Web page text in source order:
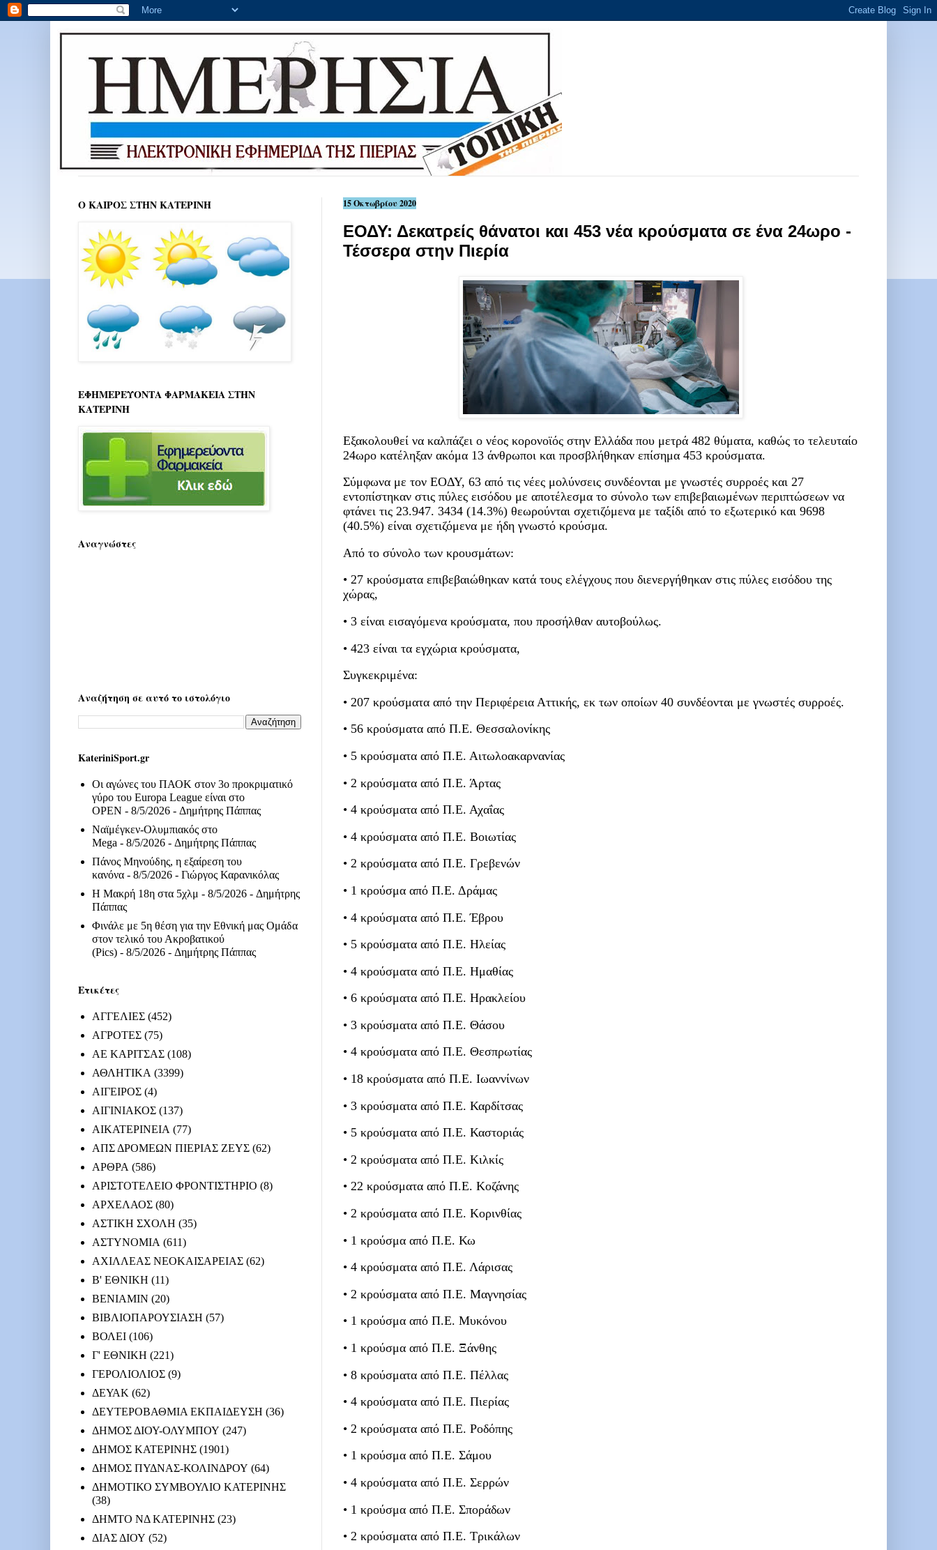
15 Οκτωβρίου 2020
ΕΟΔΥ: Δεκατρείς θάνατοι και 453 νέα κρούσματα σε ένα 24ωρο -
Τέσσερα στην Πιερία
Εξακολουθεί να καλπάζει ο νέος κορονοϊός στην Ελλάδα που μετρά 482 θύματα, καθώς το τελευταίο
24ωρο κατέληξαν ακόμα 13 άνθρωποι και προσβλήθηκαν επίσημα 453 κρούσματα.
Σύμφωνα με τον ΕΟΔΥ, 63 από τις νέες μολύνσεις συνδέονται με γνωστές συρροές και 27
εντοπίστηκαν στις πύλες εισόδου με αποτέλεσμα το σύνολο των επιβεβαιωμένων περιπτώσεων να
φτάνει τις 23.947. 3434 (14.3%) θεωρούνται σχετιζόμενα με ταξίδι από το εξωτερικό και 9698
(40.5%) είναι σχετιζόμενα με ήδη γνωστό κρούσμα.
Από το σύνολο των κρουσμάτων:
• 27 κρούσματα επιβεβαιώθηκαν κατά τους ελέγχους που διενεργήθηκαν στις πύλες εισόδου της
χώρας,
• 3 είναι εισαγόμενα κρούσματα, που προσήλθαν αυτοβούλως.
• 423 είναι τα εγχώρια κρούσματα,
Συγκεκριμένα:
• 207 κρούσματα από την Περιφέρεια Αττικής, εκ των οποίων 40 συνδέονται με γνωστές συρροές.
• 56 κρούσματα από Π.Ε. Θεσσαλονίκης
• 5 κρούσματα από Π.Ε. Αιτωλοακαρνανίας
• 2 κρούσματα από Π.Ε. Άρτας
• 4 κρούσματα από Π.Ε. Αχαΐας
• 4 κρούσματα από Π.Ε. Βοιωτίας
• 2 κρούσματα από Π.Ε. Γρεβενών
• 1 κρούσμα από Π.Ε. Δράμας
• 4 κρούσματα από Π.Ε. Έβρου
• 5 κρούσματα από Π.Ε. Ηλείας
• 4 κρούσματα από Π.Ε. Ημαθίας
• 6 κρούσματα από Π.Ε. Ηρακλείου
• 3 κρούσματα από Π.Ε. Θάσου
• 4 κρούσματα από Π.Ε. Θεσπρωτίας
• 18 κρούσματα από Π.Ε. Ιωαννίνων
• 3 κρούσματα από Π.Ε. Καρδίτσας
• 5 κρούσματα από Π.Ε. Καστοριάς
• 2 κρούσματα από Π.Ε. Κιλκίς
• 22 κρούσματα από Π.Ε. Κοζάνης
• 2 κρούσματα από Π.Ε. Κορινθίας
• 1 κρούσμα από Π.Ε. Κω
• 4 κρούσματα από Π.Ε. Λάρισας
• 2 κρούσματα από Π.Ε. Μαγνησίας
• 1 κρούσμα από Π.Ε. Μυκόνου
• 1 κρούσμα από Π.Ε. Ξάνθης
• 8 κρούσματα από Π.Ε. Πέλλας
• 4 κρούσματα από Π.Ε. Πιερίας
• 2 κρούσματα από Π.Ε. Ροδόπης
• 1 κρούσμα από Π.Ε. Σάμου
• 4 κρούσματα από Π.Ε. Σερρών
• 1 κρούσμα από Π.Ε. Σποράδων
• 2 κρούσματα από Π.Ε. Τρικάλων
Ο ΚΑΙΡΟΣ ΣΤΗΝ ΚΑΤΕΡΙΝΗ
ΕΦΗΜΕΡΕΥΟΝΤΑ ΦΑΡΜΑΚΕΙΑ ΣΤΗΝ
ΚΑΤΕΡΙΝΗ
Αναγνώστες
Αναζήτηση σε αυτό το ιστολόγιο
KateriniSport.gr
Οι αγώνες του ΠΑΟΚ στον 3ο προκριματικό
γύρο του Europa League είναι στο
OPEN - 8/5/2026 - Δημήτρης Πάππας
Ναϊμέγκεν-Ολυμπιακός στο
Mega - 8/5/2026 - Δημήτρης Πάππας
Πάνος Μηνούδης, η εξαίρεση του
κανόνα - 8/5/2026 - Γιώργος Καρανικόλας
Η Μακρή 18η στα 5χλμ - 8/5/2026 - Δημήτρης
Πάππας
Φινάλε με 5η θέση για την Εθνική μας Ομάδα
στον τελικό του Ακροβατικού
(Pics) - 8/5/2026 - Δημήτρης Πάππας
Ετικέτες
ΑΓΓΕΛΙΕΣ (452)
ΑΓΡΟΤΕΣ (75)
ΑΕ ΚΑΡΙΤΣΑΣ (108)
ΑΘΛΗΤΙΚΑ (3399)
ΑΙΓΕΙΡΟΣ (4)
ΑΙΓΙΝΙΑΚΟΣ (137)
ΑΙΚΑΤΕΡΙΝΕΙΑ (77)
ΑΠΣ ΔΡΟΜΕΩΝ ΠΙΕΡΙΑΣ ΖΕΥΣ (62)
ΑΡΘΡΑ (586)
ΑΡΙΣΤΟΤΕΛΕΙΟ ΦΡΟΝΤΙΣΤΗΡΙΟ (8)
ΑΡΧΕΛΑΟΣ (80)
ΑΣΤΙΚΗ ΣΧΟΛΗ (35)
ΑΣΤΥΝΟΜΙΑ (611)
ΑΧΙΛΛΕΑΣ ΝΕΟΚΑΙΣΑΡΕΙΑΣ (62)
Β' ΕΘΝΙΚΗ (11)
ΒΕΝΙΑΜΙΝ (20)
ΒΙΒΛΙΟΠΑΡΟΥΣΙΑΣΗ (57)
ΒΟΛΕΙ (106)
Γ' ΕΘΝΙΚΗ (221)
ΓΕΡΟΛΙΟΛΙΟΣ (9)
ΔΕΥΑΚ (62)
ΔΕΥΤΕΡΟΒΑΘΜΙΑ ΕΚΠΑΙΔΕΥΣΗ (36)
ΔΗΜΟΣ ΔΙΟΥ-ΟΛΥΜΠΟΥ (247)
ΔΗΜΟΣ ΚΑΤΕΡΙΝΗΣ (1901)
ΔΗΜΟΣ ΠΥΔΝΑΣ-ΚΟΛΙΝΔΡΟΥ (64)
ΔΗΜΟΤΙΚΟ ΣΥΜΒΟΥΛΙΟ ΚΑΤΕΡΙΝΗΣ
(38)
ΔΗΜΤΟ ΝΔ ΚΑΤΕΡΙΝΗΣ (23)
ΔΙΑΣ ΔΙΟΥ (52)